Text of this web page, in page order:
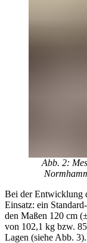
Abb. 2:
Bei der Entwicklung
Einsatz: ein
den Maßen 120 cm
von 102,1 kg bzw.
Lagen (siehe Abb. 3).